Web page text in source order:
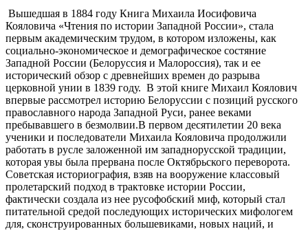
Вышедшая в 1884 году Книга Михаила Иосифовича
Кояловича «Чтения по истории Западной России», стала
первым академическим трудом, в котором изложены, как
социально-экономическое и демографическое состяние
Западной России (Белоруссия и Малороссия), так и ее
исторический обзор с древнейших времен до разрыва
церковной унии в 1839 году. В этой книге Михаил Коялович
впервые рассмотрел историю Белоруссии с позиций русского
православного народа Западной Руси, ранее веками
пребывавшего в безмолвии.В первом десятилетии 20 века
ученики и последователи Михаила Кояловича продолжили
работать в русле заложенной им западнорусской традиции,
которая увы была прервана после Октябрьского переворота.
Советская историография, взяв на вооружение классовый
пролетарский подход в трактовке истории России,
фактически создала из нее русофобский миф, который стал
питательной средой последующих исторических мифологем
для, сконструированных большевиками, новых наций, и